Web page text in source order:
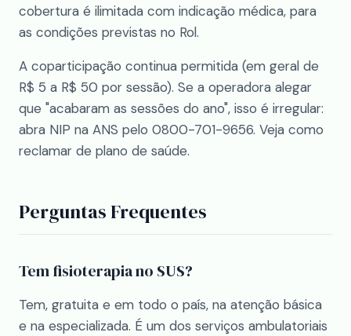
cobertura é ilimitada com indicação médica, para
as condições previstas no Rol.
A coparticipação continua permitida (em geral de
R$ 5 a R$ 50 por sessão). Se a operadora alegar
que "acabaram as sessões do ano", isso é irregular:
abra NIP na ANS pelo 0800-701-9656. Veja como
reclamar de plano de saúde.
Perguntas Frequentes
Tem fisioterapia no SUS?
Tem, gratuita e em todo o país, na atenção básica
e na especializada. É um dos serviços ambulatoriais